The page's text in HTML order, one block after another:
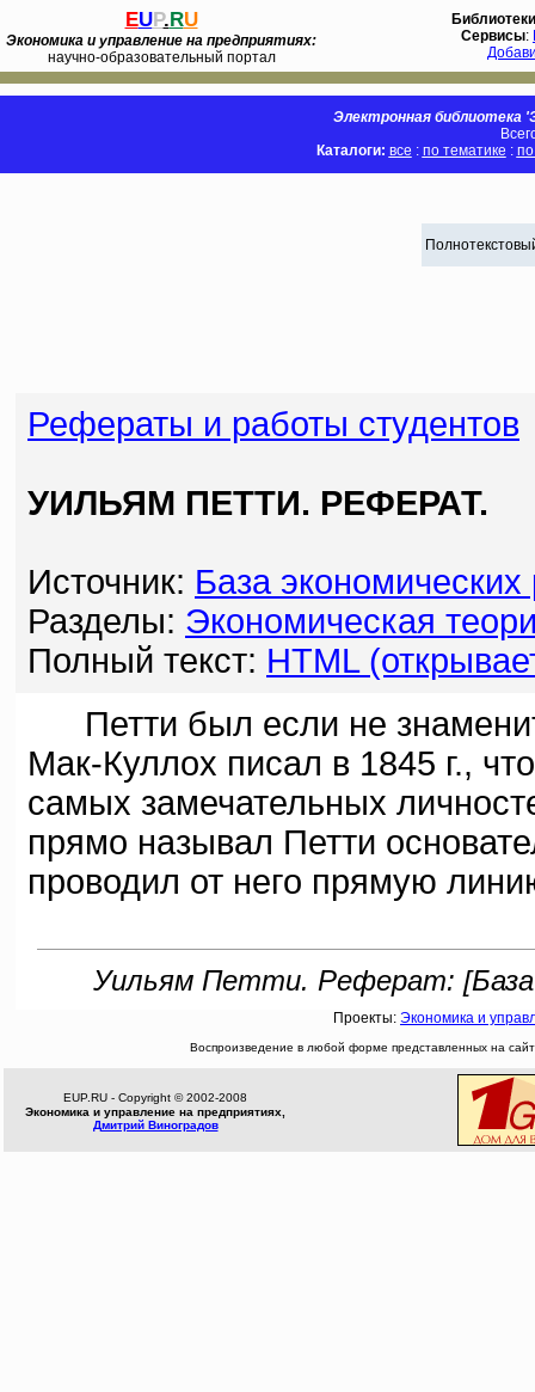
EUP.RU
Экономика и управление на предприятиях:
научно-образовательный портал
Библиотеки
Сервисы:
Электронная библиотека
Каталоги: все : по тематике :
Рефераты и работы студентов
УИЛЬЯМ ПЕТТИ. РЕФЕРАТ.
Источник: База
Разделы: Экономическая
Полный текст: HTML
Петти был если не
Мак-Куллох писал в 1845 г.,
самых замечательных
прямо называл Петти
проводил от него прямую
Уильям Петти. Реферат: [База
Проекты: Экономика и
Воспроизведение в любой форме представленных на
EUP.RU - Copyright © 2002-2008
Экономика и управление на предприятиях,
Дмитрий Виноградов